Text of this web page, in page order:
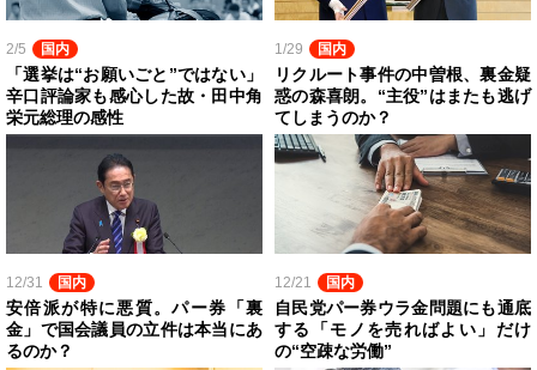
2/5 国内
「選挙は“お願いごと”ではない」
辛口評論家も感心した故・田中角
栄元総理の感性
1/29 国内
リクルート事件の中曽根、裏金疑
惑の森喜朗。“主役”はまたも逃げ
てしまうのか？
12/31 国内
安倍派が特に悪質。パー券「裏
金」で国会議員の立件は本当にあ
るのか？
12/21 国内
自民党パー券ウラ金問題にも通底
する「モノを売ればよい」だけ
の“空疎な労働”